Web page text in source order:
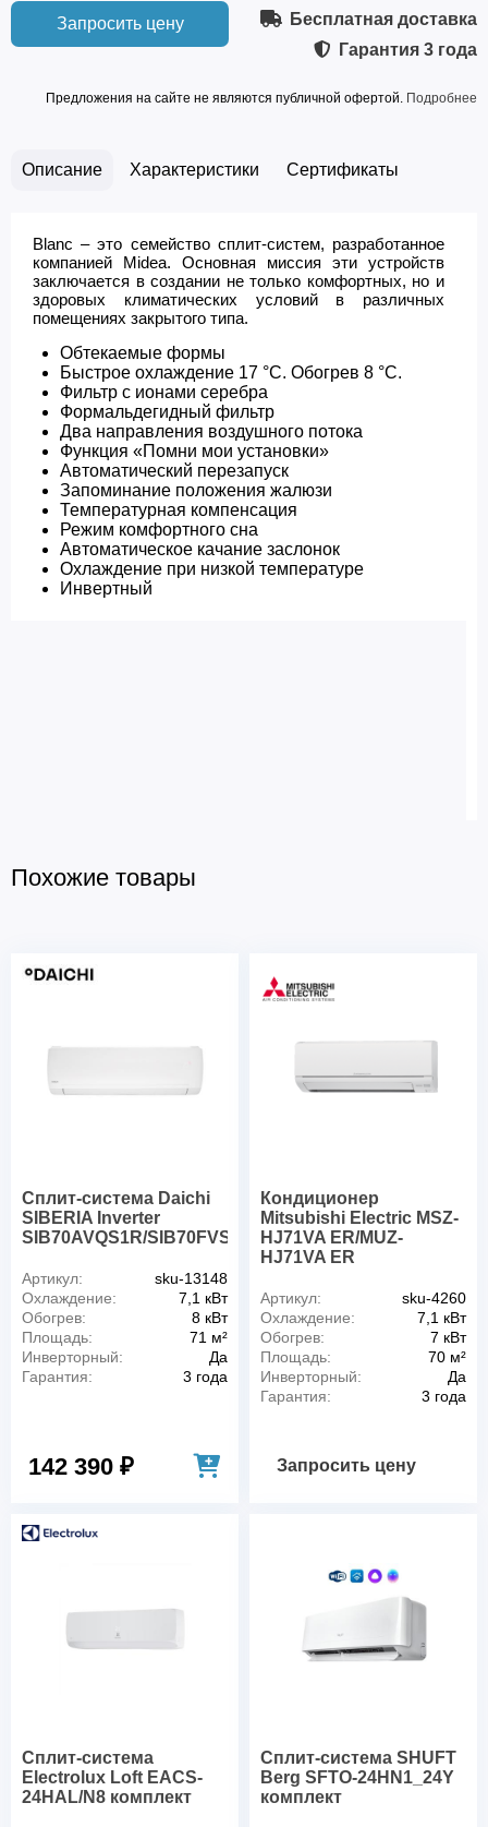
Запросить цену
Бесплатная доставка
Гарантия 3 года
Предложения на сайте не являются публичной офертой. Подробнее
Описание Характеристики Сертификаты
Blanc – это семейство сплит-систем, разработанное
компанией Midea. Основная миссия эти устройств
заключается в создании не только комфортных, но и
здоровых климатических условий в различных
помещениях закрытого типа.
Обтекаемые формы
Быстрое охлаждение 17 °С. Обогрев 8 °С.
Фильтр с ионами серебра
Формальдегидный фильтр
Два направления воздушного потока
Функция «Помни мои установки»
Автоматический перезапуск
Запоминание положения жалюзи
Температурная компенсация
Режим комфортного сна
Автоматическое качание заслонок
Охлаждение при низкой температуре
​Инвертный
Похожие товары
Сплит-система Daichi
SIBERIA Inverter
SIB70AVQS1R/SIB70FVS1R
Артикул:
sku-13148
Охлаждение:
7,1 кВт
Обогрев:
8 кВт
Площадь:
71 м²
Инверторный:
Да
Гарантия:
3 года
142 390 ₽
Кондиционер
Mitsubishi Electric MSZ-
HJ71VA ER/MUZ-
HJ71VA ER
Артикул:
sku-4260
Охлаждение:
7,1 кВт
Обогрев:
7 кВт
Площадь:
70 м²
Инверторный:
Да
Гарантия:
3 года
Запросить цену
Сплит-система
Electrolux Loft EACS-
24HAL/N8 комплект
Сплит-система SHUFT
Berg SFTO-24HN1_24Y
комплект